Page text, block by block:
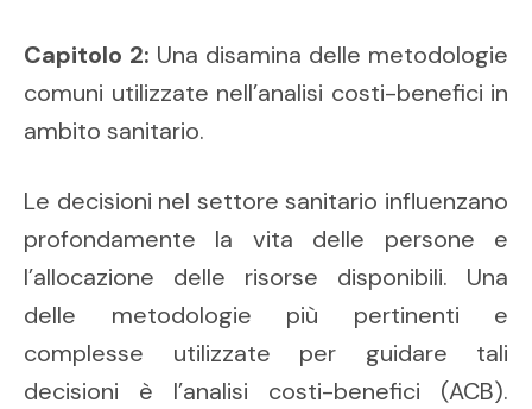
Capitolo 2: Una disamina delle metodologie
comuni utilizzate nell’analisi costi-benefici in
ambito sanitario.
Le decisioni nel settore sanitario influenzano
profondamente la vita delle persone e
l’allocazione delle risorse disponibili. Una
delle metodologie più pertinenti e
complesse utilizzate per guidare tali
decisioni è l’analisi costi-benefici (ACB).